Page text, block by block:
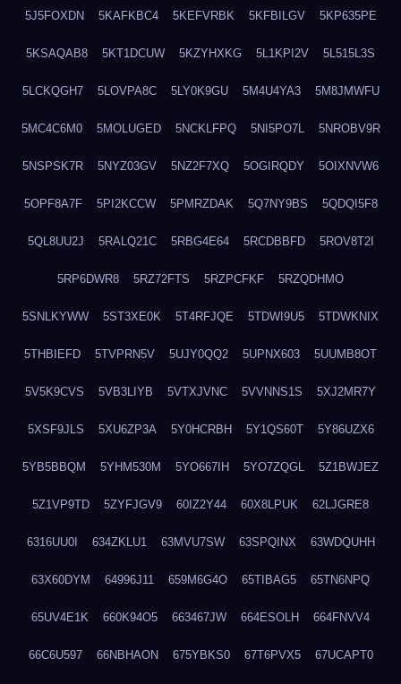
5J5FOXDN 5KAFKBC4 5KEFVRBK 5KFBILGV 5KP635PE
5KSAQAB8 5KT1DCUW 5KZYHXKG 5L1KPI2V 5L515L3S
5LCKQGH7 5LOVPA8C 5LY0K9GU 5M4U4YA3 5M8JMWFU
5MC4C6M0 5MOLUGED 5NCKLFPQ 5NI5PO7L 5NROBV9R
5NSPSK7R 5NYZ03GV 5NZ2F7XQ 5OGIRQDY 5OIXNVW6
5OPF8A7F 5PI2KCCW 5PMRZDAK 5Q7NY9BS 5QDQI5F8
5QL8UU2J 5RALQ21C 5RBG4E64 5RCDBBFD 5ROV8T2I
5RP6DWR8 5RZ72FTS 5RZPCFKF 5RZQDHMO
5SNLKYWW 5ST3XE0K 5T4RFJQE 5TDWI9U5 5TDWKNIX
5THBIEFD 5TVPRN5V 5UJY0QQ2 5UPNX603 5UUMB8OT
5V5K9CVS 5VB3LIYB 5VTXJVNC 5VVNNS1S 5XJ2MR7Y
5XSF9JLS 5XU6ZP3A 5Y0HCRBH 5Y1QS60T 5Y86UZX6
5YB5BBQM 5YHM530M 5YO667IH 5YO7ZQGL 5Z1BWJEZ
5Z1VP9TD 5ZYFJGV9 60IZ2Y44 60X8LPUK 62LJGRE8
6316UU0I 634ZKLU1 63MVU7SW 63SPQINX 63WDQUHH
63X60DYM 64996J11 659M6G4O 65TIBAG5 65TN6NPQ
65UV4E1K 660K94O5 663467JW 664ESOLH 664FNVV4
66C6U597 66NBHAON 675YBKS0 67T6PVX5 67UCAPT0